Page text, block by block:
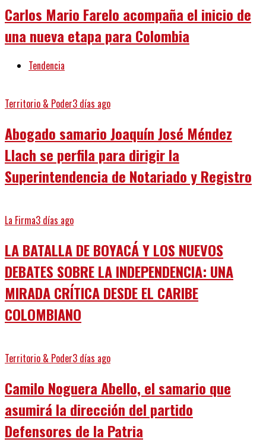
Carlos Mario Farelo acompaña el inicio de
una nueva etapa para Colombia
Tendencia
Territorio & Poder3 días ago
Abogado samario Joaquín José Méndez
Llach se perfila para dirigir la
Superintendencia de Notariado y Registro
La Firma3 días ago
LA BATALLA DE BOYACÁ Y LOS NUEVOS
DEBATES SOBRE LA INDEPENDENCIA: UNA
MIRADA CRÍTICA DESDE EL CARIBE
COLOMBIANO
Territorio & Poder3 días ago
Camilo Noguera Abello, el samario que
asumirá la dirección del partido
Defensores de la Patria